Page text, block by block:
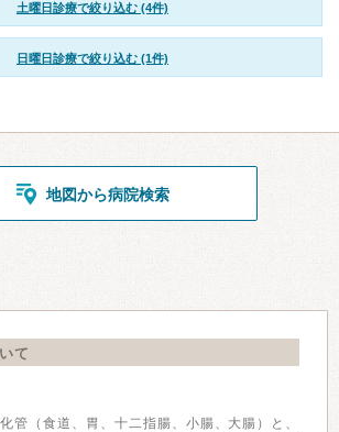
土曜日診療で絞り込む (4件)
日曜日診療で絞り込む (1件)
地図から病院検索
て
管（食道、胃、十二指腸、小腸、大腸）と、